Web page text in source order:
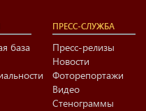
база
ПРЕСС-СЛУЖБА
Пресс-релизы
Новости
Фоторепортажи
Видео
Стенограммы